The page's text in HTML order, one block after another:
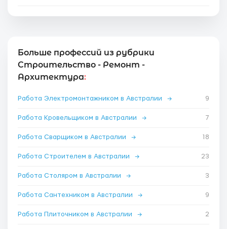
Больше профессий из рубрики
Строительство - Ремонт -
Архитектура:
Работа Электромонтажником в Австралии → 9
Работа Кровельщиком в Австралии → 7
Работа Сварщиком в Австралии → 18
Работа Строителем в Австралии → 23
Работа Столяром в Австралии → 3
Работа Сантехником в Австралии → 9
Работа Плиточником в Австралии → 2